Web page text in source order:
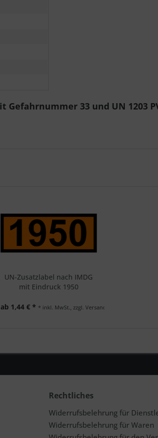
33 und UN 1203
UN-Zusatzlabel nach IMDG
mit Eindruck 1950
ab 1,44 € * * inkl. MwSt., zzgl. Versand
Rechtliches
Widerrufsbelehrung für
Widerrufsbelehrung für Waren